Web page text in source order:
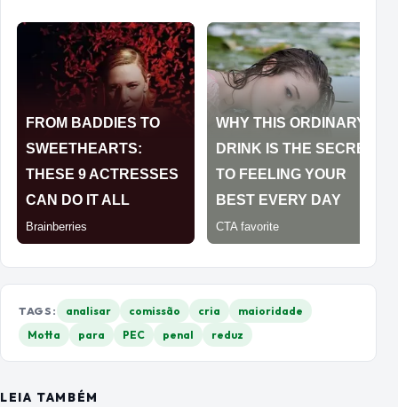
TAGS: analisar comissão cria
maioridade
Motta
para PEC penal reduz
LEIA TAMBÉM